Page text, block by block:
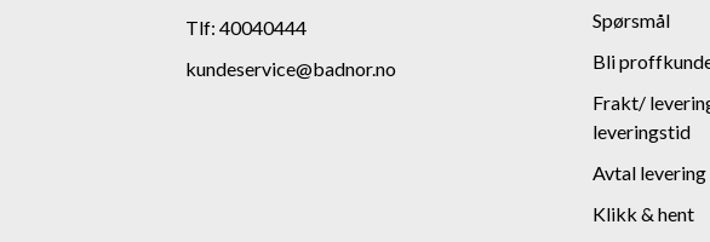
Tlf: 40040444
kundeservice@badnor.no
Spørsmål
Bli
Frakt/
leveringstid
Avtal levering
Klikk & hent